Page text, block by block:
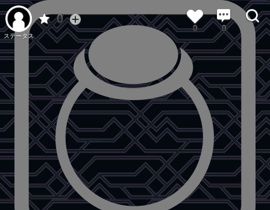
ステータス
0
0 0